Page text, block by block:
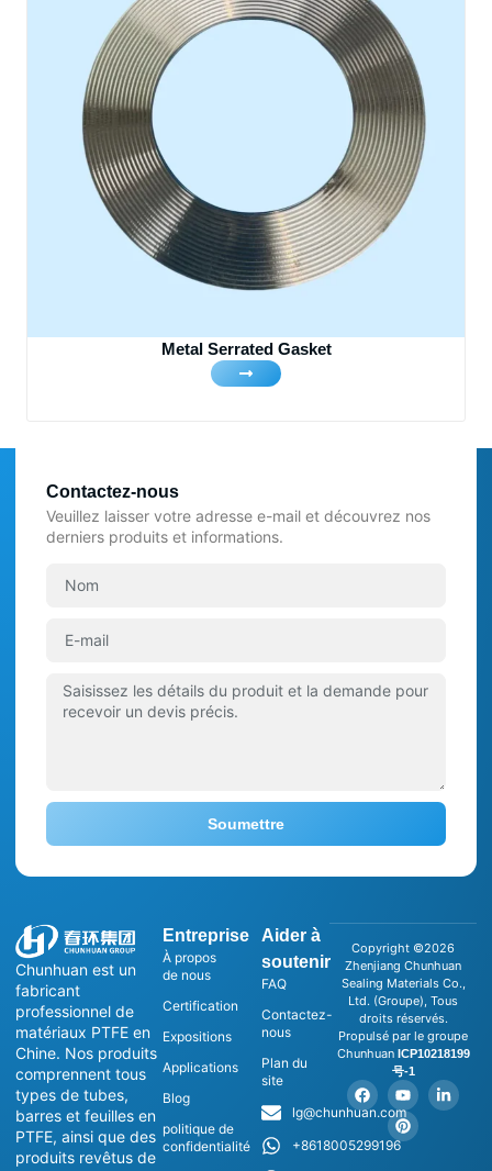
Metal Serrated Gasket
Chunhuan est un
fabricant
professionnel de
matériaux PTFE en
Chine. Nos produits
comprennent tous
types de tubes,
barres et feuilles en
PTFE, ainsi que des
produits revêtus de
Entreprise
À propos
de nous
Certification
Expositions
Applications
Blog
politique de
confidentialité
Aider à
soutenir
FAQ
Contactez-
nous
Plan du
site
lg@chunhuan.com
+8618005299196
Copyright ©2026
Zhenjiang Chunhuan
Sealing Materials Co.,
Ltd. (Groupe), Tous
droits réservés.
Propulsé par le groupe
Chunhuan ICP10218199
号-1
Contactez-nous
Veuillez laisser votre adresse e-mail et découvrez nos
derniers produits et informations.
Soumettre